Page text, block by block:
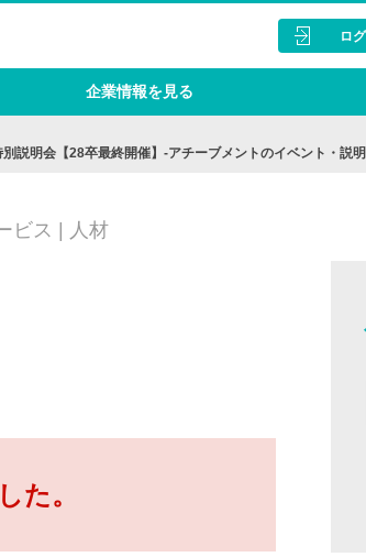
企業情報を見る
ロ
説明会【28卒最終開催】-アチーブメントのイベント・説
ビス | 人材
た。